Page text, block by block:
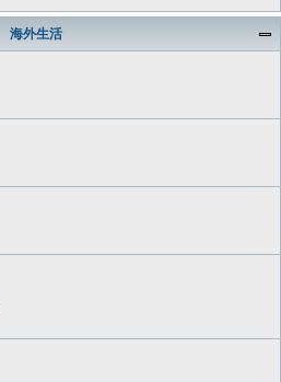
海外生活